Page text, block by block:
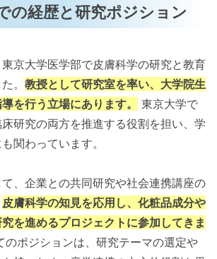
の経歴と研究ポジション
京大学医学部で皮膚科学の研究と教育
。 教授として研究室を率い、大学院生
を行う立場にあります。
東京大学で
研究の両方を推進する役割を担い、学
関わっています。
、企業との共同研究や社会連携講座の
皮膚科学の知見を応用し、化粧品成分や
を進めるプロジェクトに参加してきま
のポジションは、研究テーマの選定や